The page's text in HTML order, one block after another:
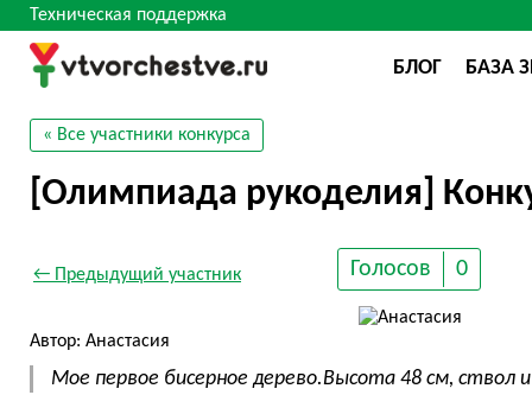
Техническая поддержка
БЛОГ БАЗА
« Все участники конкурса
[Олимпиада рукоделия]
← Предыдущий участник Голосов 0
Автор: Анастасия
Мое первое бисерное дерево.Высота 48 см, ствол